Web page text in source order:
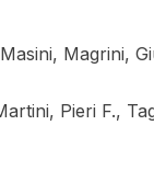
Magrini,
Pieri F.,